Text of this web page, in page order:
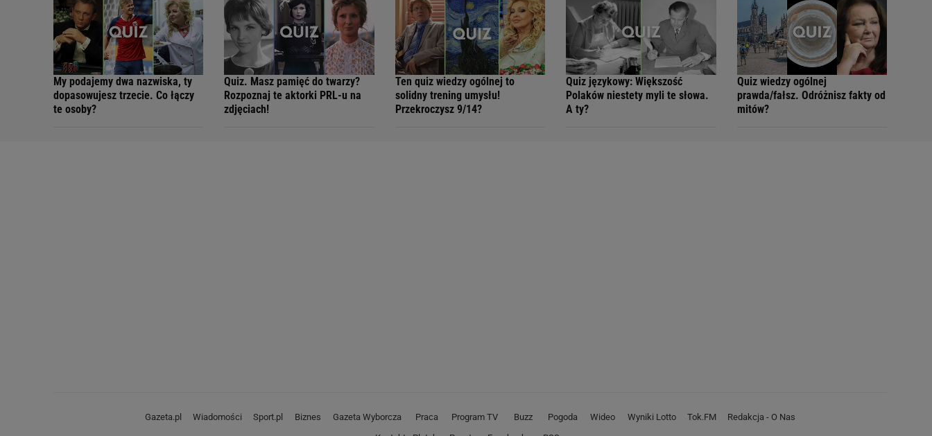
My podajemy dwa nazwiska, ty
dopasowujesz trzecie. Co łączy
te osoby?
Quiz. Masz pamięć do twarzy?
Rozpoznaj te aktorki PRL-u na
zdjęciach!
Ten quiz wiedzy ogólnej to
solidny trening umysłu!
Przekroczysz 9/14?
Quiz językowy: Większość
Polaków niestety myli te słowa.
A ty?
Quiz wiedzy ogólnej
prawda/fałsz. Odróżnisz fakty od
mitów?
Gazeta.pl Wiadomości Sport.pl Biznes Gazeta Wyborcza Praca Program TV Buzz Pogoda Wideo Wyniki Lotto Tok.FM
Redakcja - O Nas